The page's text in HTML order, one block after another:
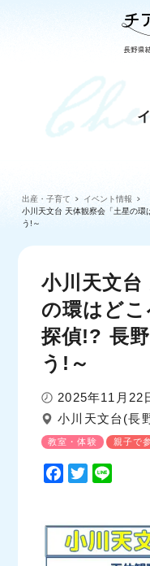
出産・子育て
イベント情報
小川天文台 天体観察会「土星の
う!～
小川天文台
の環はど
探偵!? 長
う!～
2025年11月22
小川天文台(長
教室・体験 親子で
F
e
b
T
t
t
e